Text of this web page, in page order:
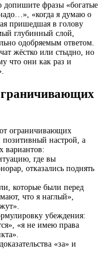
допишите фразы «богатые
«когда я думаю о
пришедшая в голову
глубинный слой,
одобряемым ответом.
жёстко или стыдно, но
что они как раз и
ограничивающих
настрой, а
вариантов:
где вы
отказались поднять
которые были перед
что я наглый»,
убеждения:
«я не имею права
«за» и